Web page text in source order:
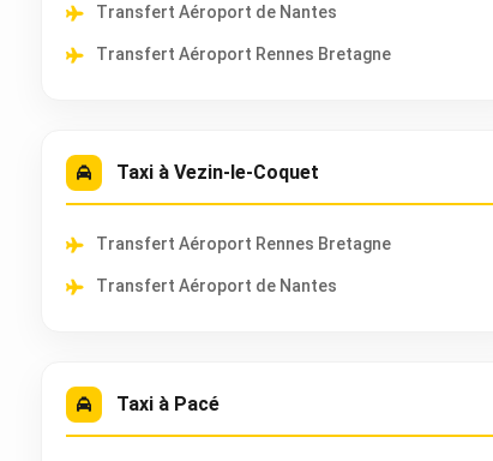
Transfert Aéroport de Nantes
Transfert Aéroport Rennes Bretagne
Taxi à Vezin-le-Coquet
Transfert Aéroport Rennes Bretagne
Transfert Aéroport de Nantes
Taxi à Pacé